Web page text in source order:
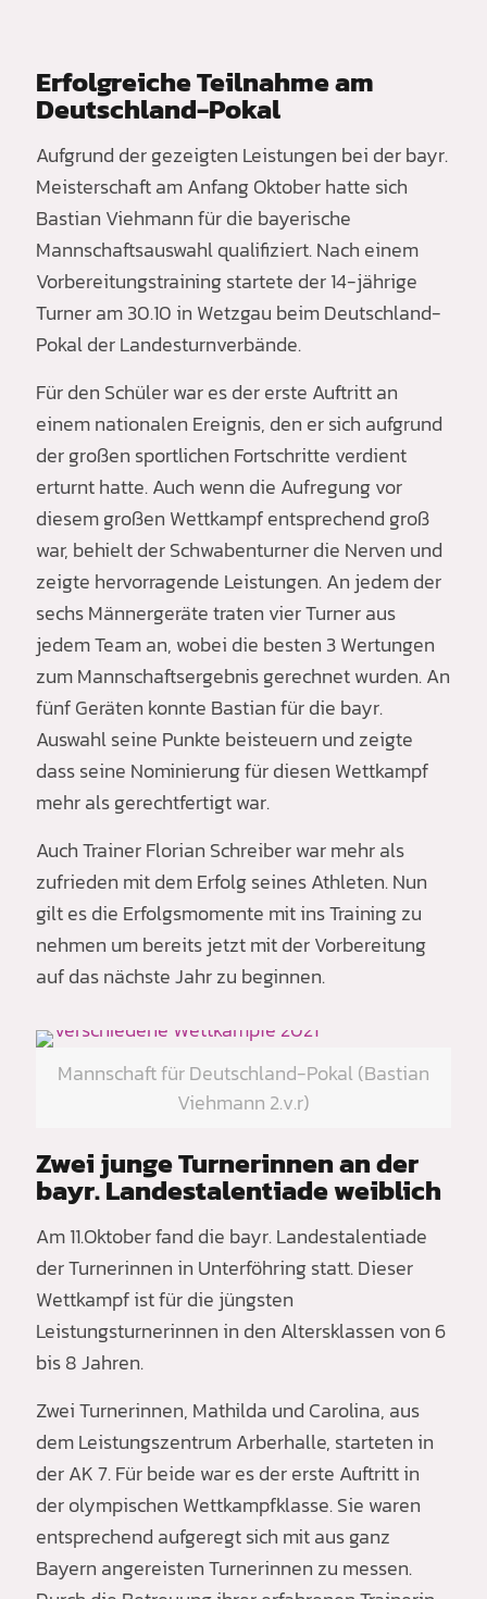
Erfolgreiche Teilnahme am
Deutschland-Pokal
Aufgrund der gezeigten Leistungen bei der bayr.
Meisterschaft am Anfang Oktober hatte sich
Bastian Viehmann für die bayerische
Mannschaftsauswahl qualifiziert. Nach einem
Vorbereitungstraining startete der 14-jährige
Turner am 30.10 in Wetzgau beim Deutschland-
Pokal der Landesturnverbände.
Für den Schüler war es der erste Auftritt an
einem nationalen Ereignis, den er sich aufgrund
der großen sportlichen Fortschritte verdient
erturnt hatte. Auch wenn die Aufregung vor
diesem großen Wettkampf entsprechend groß
war, behielt der Schwabenturner die Nerven und
zeigte hervorragende Leistungen. An jedem der
sechs Männergeräte traten vier Turner aus
jedem Team an, wobei die besten 3 Wertungen
zum Mannschaftsergebnis gerechnet wurden. An
fünf Geräten konnte Bastian für die bayr.
Auswahl seine Punkte beisteuern und zeigte
dass seine Nominierung für diesen Wettkampf
mehr als gerechtfertigt war.
Auch Trainer Florian Schreiber war mehr als
zufrieden mit dem Erfolg seines Athleten. Nun
gilt es die Erfolgsmomente mit ins Training zu
nehmen um bereits jetzt mit der Vorbereitung
auf das nächste Jahr zu beginnen.
Mannschaft für Deutschland-Pokal (Bastian
Viehmann 2.v.r)
Zwei junge Turnerinnen an der
bayr. Landestalentiade weiblich
Am 11.Oktober fand die bayr. Landestalentiade
der Turnerinnen in Unterföhring statt. Dieser
Wettkampf ist für die jüngsten
Leistungsturnerinnen in den Altersklassen von 6
bis 8 Jahren.
Zwei Turnerinnen, Mathilda und Carolina, aus
dem Leistungszentrum Arberhalle, starteten in
der AK 7. Für beide war es der erste Auftritt in
der olympischen Wettkampfklasse. Sie waren
entsprechend aufgeregt sich mit aus ganz
Bayern angereisten Turnerinnen zu messen.